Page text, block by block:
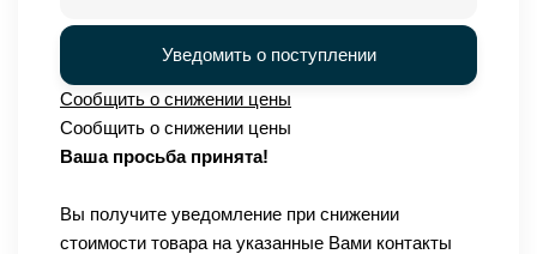
Уведомить о поступлении
Сообщить о снижении цены
Сообщить о снижении цены
Ваша просьба принята!
Вы получите уведомление при снижении
стоимости товара на указанные Вами контакты